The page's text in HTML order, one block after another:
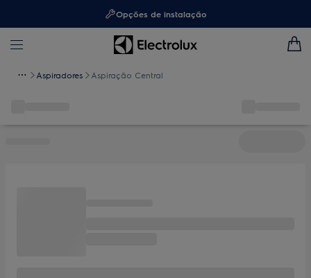
Opções de instalação
Aspiradores Aspiração Central